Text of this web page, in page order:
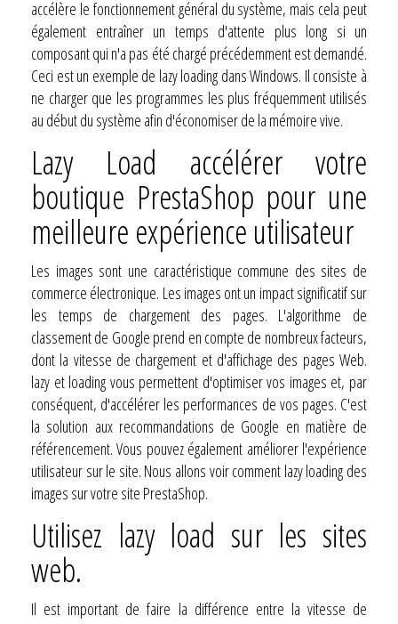
accélère le fonctionnement général du système, mais cela peut
également entraîner un temps d'attente plus long si un
composant qui n'a pas été chargé précédemment est demandé.
Ceci est un exemple de lazy loading dans Windows. Il consiste à
ne charger que les programmes les plus fréquemment utilisés
au début du système afin d'économiser de la mémoire vive.
Lazy Load accélérer votre
boutique PrestaShop pour une
meilleure expérience utilisateur
Les images sont une caractéristique commune des sites de
commerce électronique. Les images ont un impact significatif sur
les temps de chargement des pages. L'algorithme de
classement de Google prend en compte de nombreux facteurs,
dont la vitesse de chargement et d'affichage des pages Web.
lazy et loading vous permettent d'optimiser vos images et, par
conséquent, d'accélérer les performances de vos pages. C'est
la solution aux recommandations de Google en matière de
référencement. Vous pouvez également améliorer l'expérience
utilisateur sur le site. Nous allons voir comment lazy loading des
images sur votre site PrestaShop.
Utilisez lazy load sur les sites
web.
Il est important de faire la différence entre la vitesse de